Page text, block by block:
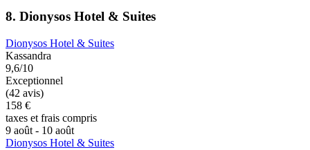
8. Dionysos Hotel & Suites
Dionysos Hotel & Suites
Kassandra
9,6/10
Exceptionnel
(42 avis)
158 €
taxes et frais compris
9 août - 10 août
Dionysos Hotel & Suites